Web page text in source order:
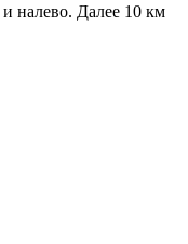
налево. Далее 10 км